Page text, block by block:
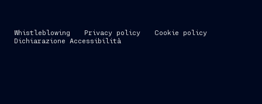
Whistleblowing Privacy policy
Cookie policy
Dichiarazione Accessibilità